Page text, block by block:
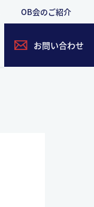
OB会のご紹介
お問い合わせ